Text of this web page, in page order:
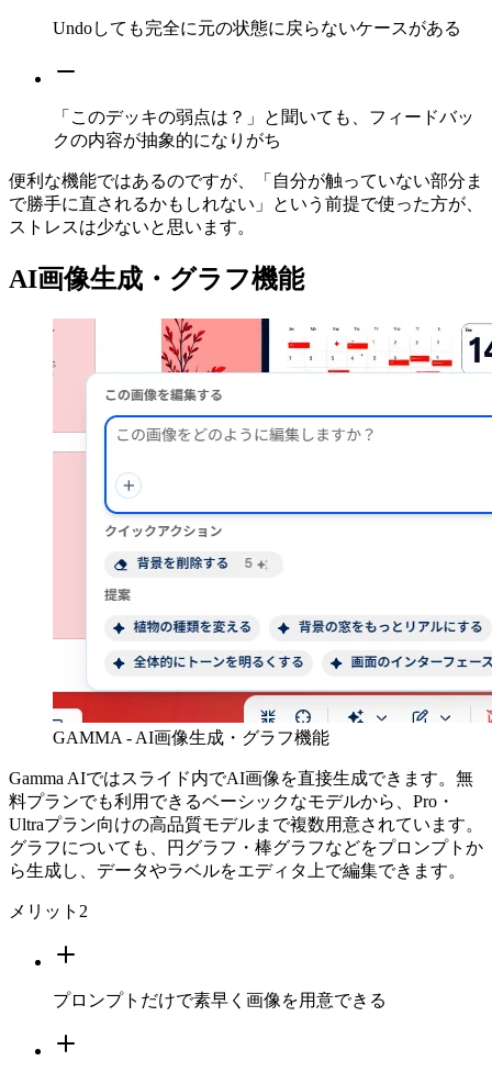
Undoしても完全に元の状態に戻らないケースがある
「このデッキの弱点は？」と聞いても、フィードバッ
クの内容が抽象的になりがち
便利な機能ではあるのですが、「自分が触っていない部分ま
で勝手に直されるかもしれない」という前提で使った方が、
ストレスは少ないと思います。
AI画像生成・グラフ機能
GAMMA - AI画像生成・グラフ機能
Gamma AIではスライド内でAI画像を直接生成できます。無
料プランでも利用できるベーシックなモデルから、Pro・
Ultraプラン向けの高品質モデルまで複数用意されています。
グラフについても、円グラフ・棒グラフなどをプロンプトか
ら生成し、データやラベルをエディタ上で編集できます。
メリット 2
プロンプトだけで素早く画像を用意できる